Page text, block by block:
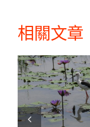
相關文章